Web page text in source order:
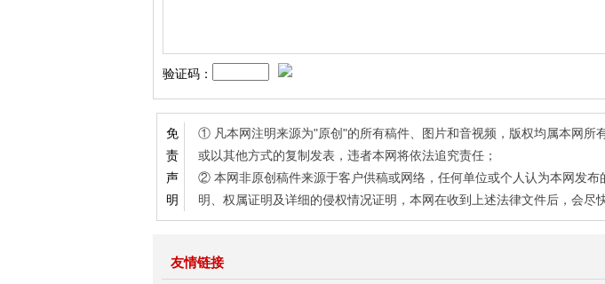
验证码：
免
责
声
明
① 凡本网注明来源为"原创"的所有稿件、图片和音视频，版权均属本网
或以其他方式的复制发表，违者本网将依法追究责任；
② 本网非原创稿件来源于客户供稿或网络，任何单位或个人认为本网发
明、权属证明及详细的侵权情况证明，本网在收到上述法律文件后，会尽
友情链接